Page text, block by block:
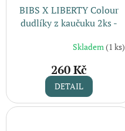
BIBS X LIBERTY Colour
dudlíky z kaučuku 2ks -
Skladem(1 ks)
260 Kč
DETAIL